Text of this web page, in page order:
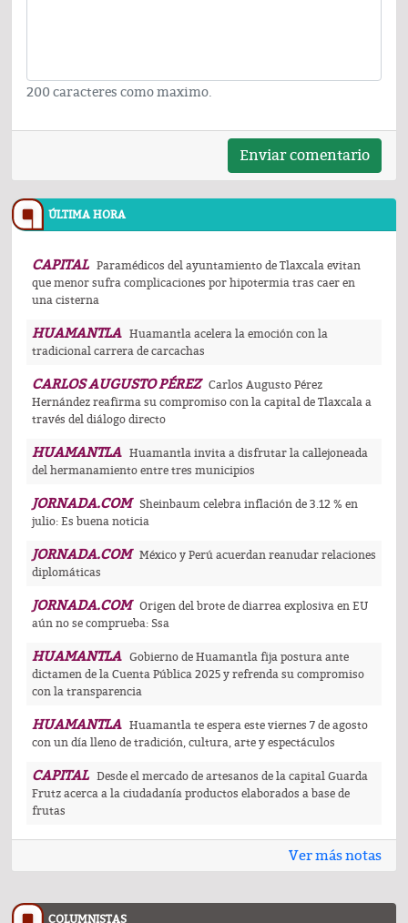
200 caracteres como maximo.
Enviar comentario
ÚLTIMA HORA
CAPITAL
Paramédicos del ayuntamiento de Tlaxcala evitan
que menor sufra complicaciones por hipotermia tras caer en
una cisterna
HUAMANTLA
Huamantla acelera la emoción con la
tradicional carrera de carcachas
CARLOS AUGUSTO PÉREZ
Carlos Augusto Pérez
Hernández reafirma su compromiso con la capital de Tlaxcala a
través del diálogo directo
HUAMANTLA
Huamantla invita a disfrutar la callejoneada
del hermanamiento entre tres municipios
JORNADA.COM
Sheinbaum celebra inflación de 3.12 % en
julio: Es buena noticia
JORNADA.COM
México y Perú acuerdan reanudar relaciones
diplomáticas
JORNADA.COM
Origen del brote de diarrea explosiva en EU
aún no se comprueba: Ssa
HUAMANTLA
Gobierno de Huamantla fija postura ante
dictamen de la Cuenta Pública 2025 y refrenda su compromiso
con la transparencia
HUAMANTLA
Huamantla te espera este viernes 7 de agosto
con un día lleno de tradición, cultura, arte y espectáculos
CAPITAL
Desde el mercado de artesanos de la capital Guarda
Frutz acerca a la ciudadanía productos elaborados a base de
frutas
Ver más notas
COLUMNISTAS